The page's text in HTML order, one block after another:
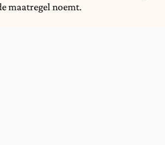
maatregel noemt.